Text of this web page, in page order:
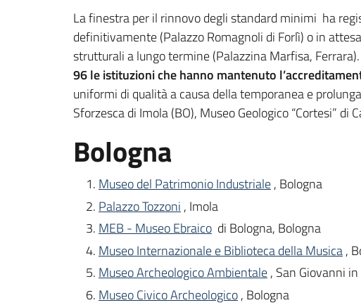
La finestra per il rinnovo degli standard minimi ha
definitivamente (Palazzo Romagnoli di Forlì) o in
strutturali a lungo termine (Palazzina Marfisa, Ferrara).
96 le istituzioni che hanno mantenuto
uniformi di qualità a causa della temporanea e
Sforzesca di Imola (BO), Museo Geologico “Cortesi” di
Bologna
Museo del Patrimonio Industriale, Bologna
Palazzo Tozzoni , Imola
MEB - Museo Ebraico di Bologna, Bologna
Museo Internazionale e Biblioteca della Musica,
Museo Archeologico Ambientale, San Giovanni
Museo Civico Archeologico, Bologna